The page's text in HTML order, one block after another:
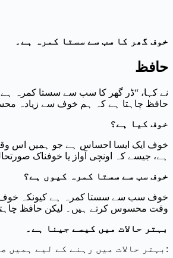
خوف گھر کا سب سے سستا کمرہ ہے۔
حافظ
نے کہا، “ڈر گھر کا سب سے سستا کمرہ
حافظ چاہتا ہے کہ ہم خوف سے زیادہ
خوف کیا ہے؟
خوف ایک ایسا احساس ہے جو ہمیں اس
ہے، جیسے کہ اونچی آواز یا خوفناک
خوف سب سے سستا کمرہ کیوں ہے؟
خوف سب سے سستا کمرہ ہے کیونکہ خوف
وقت محسوس کرتے ہیں۔ لیکن حافظ
بہتر حالات میں کیسے جینا ہے۔
بہتر حالات میں رہنے کے لیے ہمیں صرف خوف سے زیادہ محسوس کرنے کی ضرورت ہے۔ ہمیں خوش اور آزاد محسوس کرنے کی ضرورت ہے۔ ایسا کرنے کے کچھ طریقے یہ ہیں: